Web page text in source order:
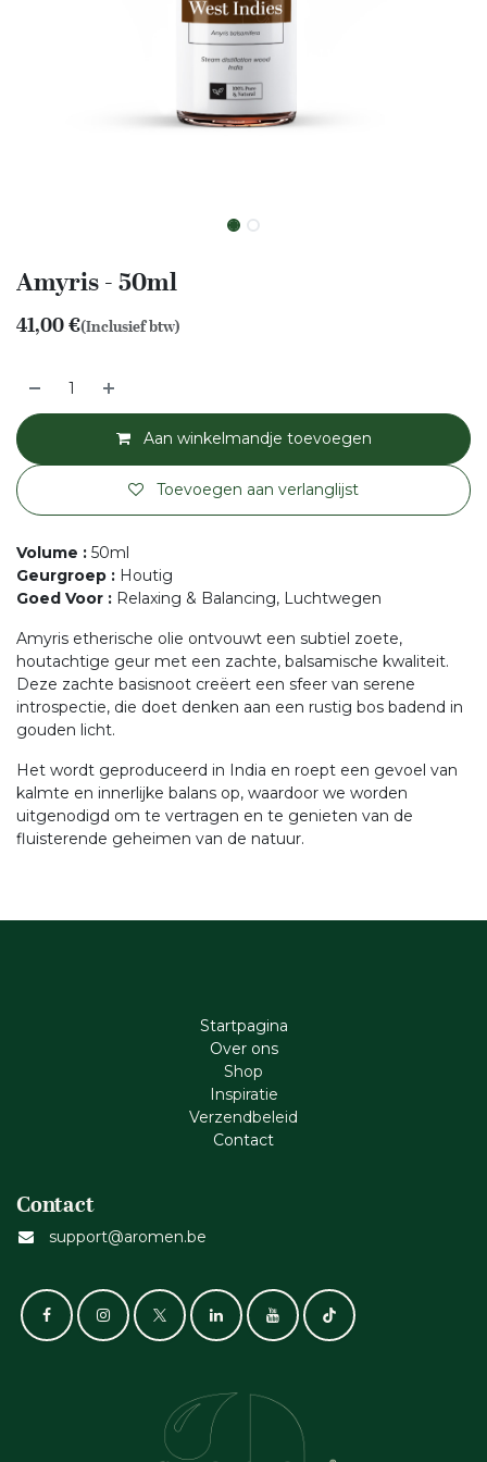
Amyris - 50ml
41,00€(Inclusief btw)
Aan winkelmandje toevoegen
Toevoegen aan verlanglijst
Volume : 50ml
Geurgroep : Houtig
Goed Voor : Relaxing & Balancing, Luchtwegen
Amyris etherische olie ontvouwt een subtiel zoete,
houtachtige geur met een zachte, balsamische kwaliteit.
Deze zachte basisnoot creëert een sfeer van serene
introspectie, die doet denken aan een rustig bos badend in
gouden licht.
Het wordt geproduceerd in India en roept een gevoel van
kalmte en innerlijke balans op, waardoor we worden
uitgenodigd om te vertragen en te genieten van de
fluisterende geheimen van de natuur.
Startpagina
Ove​r​ ons
Shop
Inspiratie
Verzendbeleid
Cont​act
Contact
support@aromen.be